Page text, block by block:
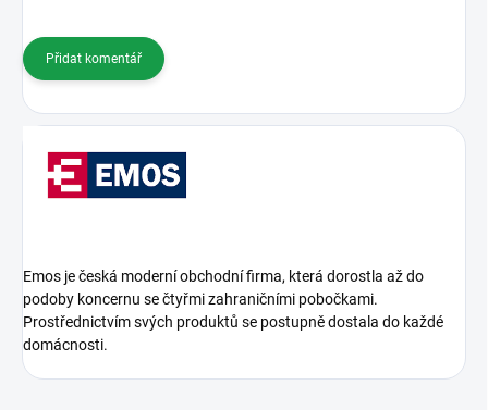
Přidat komentář
Emos je česká moderní obchodní firma, která dorostla až do
podoby koncernu se čtyřmi zahraničními pobočkami.
Prostřednictvím svých produktů se postupně dostala do každé
domácnosti.